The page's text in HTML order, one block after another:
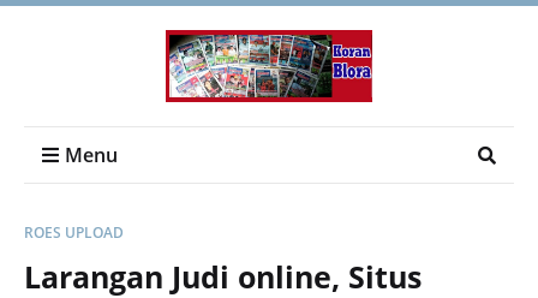
Menu
ROES UPLOAD
Larangan Judi online, Situs